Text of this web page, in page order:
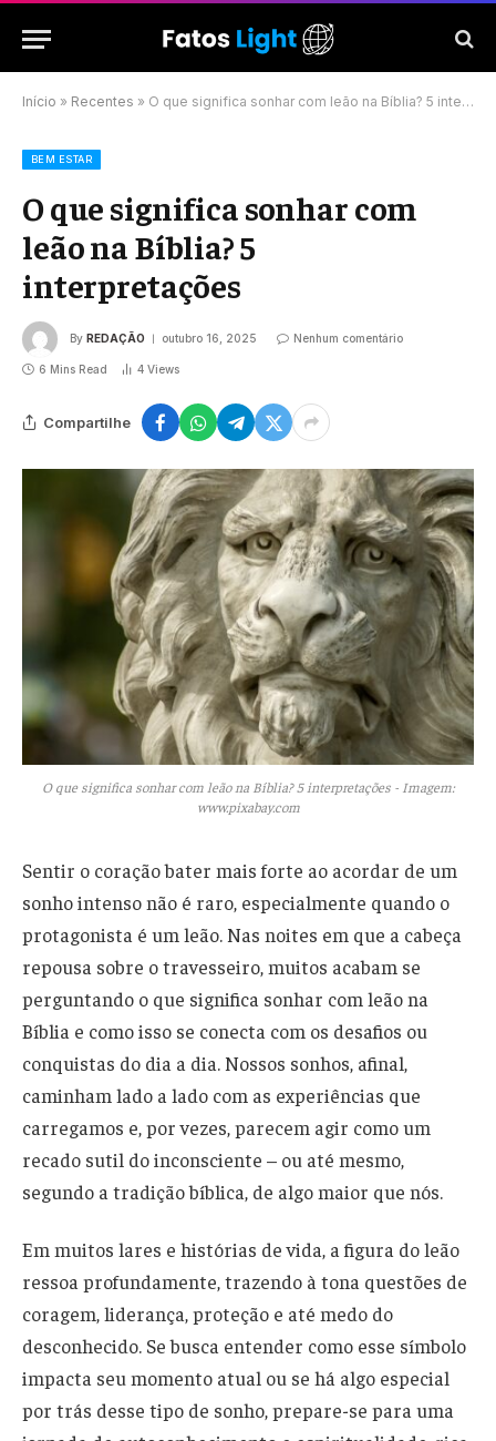
Início » Recentes » O que significa sonhar com leão na Bíblia? 5 interpretações
BEM ESTAR
O que significa sonhar com
leão na Bíblia? 5
interpretações
By REDAÇÃO outubro 16, 2025 Nenhum comentário
6 Mins Read 4 Views
Compartilhe
O que significa sonhar com leão na Bíblia? 5 interpretações - Imagem:
www.pixabay.com
Sentir o coração bater mais forte ao acordar de um
sonho intenso não é raro, especialmente quando o
protagonista é um leão. Nas noites em que a cabeça
repousa sobre o travesseiro, muitos acabam se
perguntando o que significa sonhar com leão na
Bíblia e como isso se conecta com os desafios ou
conquistas do dia a dia. Nossos sonhos, afinal,
caminham lado a lado com as experiências que
carregamos e, por vezes, parecem agir como um
recado sutil do inconsciente – ou até mesmo,
segundo a tradição bíblica, de algo maior que nós.
Em muitos lares e histórias de vida, a figura do leão
ressoa profundamente, trazendo à tona questões de
coragem, liderança, proteção e até medo do
desconhecido. Se busca entender como esse símbolo
impacta seu momento atual ou se há algo especial
por trás desse tipo de sonho, prepare-se para uma